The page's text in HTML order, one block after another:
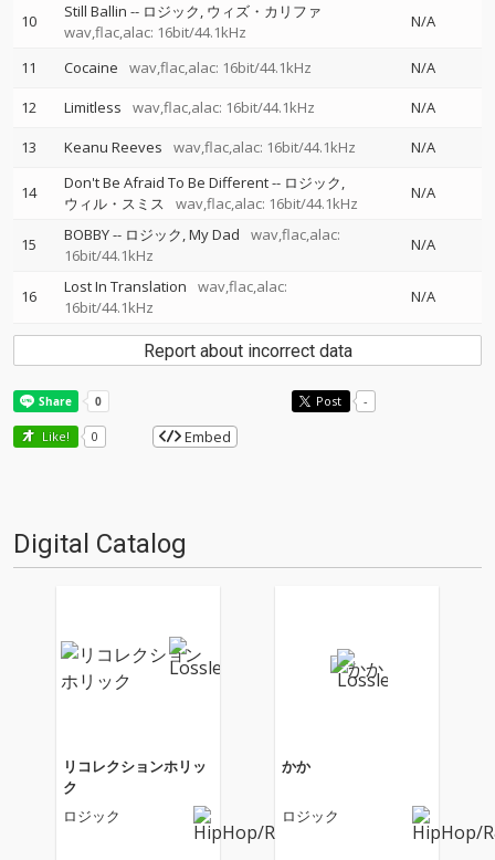
10 Still Ballin -- ロジック ウィズ・カリファ
wav,flac,alac: 16bit/44.1kHz
N/A
11 Cocaine wav,flac,alac: 16bit/44.1kHz
N/A
12
Limitless wav,flac,alac: 16bit/44.1kHz
N/A
13
Keanu Reeves wav,flac,alac: 16bit/44.1kHz N/A
14 Don't Be Afraid To Be Different-- ロジック
ウィル・スミス
wav,flac,alac: 16bit/44.1kHz
N/A
15 BOBBY-- ロジック My Dad
wav,flac,alac:
16bit/44.1kHz
N/A
16 Lost In Translation
wav,flac,alac:
16bit/44.1kHz
N/A
Report about incorrect data
Post -
Like! 0 Embed
Digital Catalog
リコレクションホリッ
ク
ロジック
かか
ロジック